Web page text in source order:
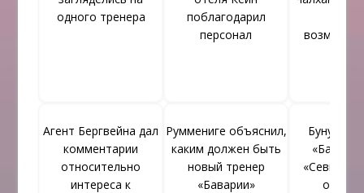
одного тренера
поблагодарил
персонал
Агент Бергвейна дал
комментарии
относительно
интереса к
Руммениге объяснил,
каким должен быть
новый тренер
«Баварии»
Буну